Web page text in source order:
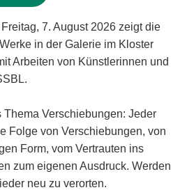
7. August 2026 zeigt die
in der Galerie im Kloster
Arbeiten von Künstlerinnen und
Thema Verschiebungen: Jeder
Folge von Verschiebungen, von
Form, vom Vertrauten ins
zum eigenen Ausdruck. Werden
neu zu verorten.